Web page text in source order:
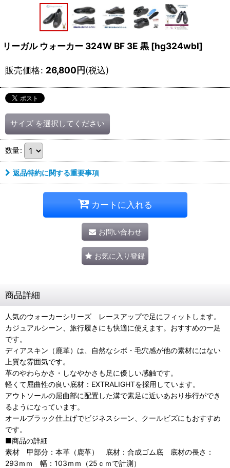
リーガル ウォーカー 324W BF 3E 黒 [hg324wbl]
販売価格: 26,800円(税込)
サイズ を選択してください
数量:
返品特約に関する重要事項
カートに入れる
お問い合わせ
お気に入り登録
商品詳細
人気のウォーカーシリーズ レースアップで足にフィットします。
カジュアルシーン、旅行履きにも快適に使えます。おすすめの一足
です。
ディアスキン（鹿革）は、自然なシボ・毛穴感が他の素材にはない
上質な雰囲気です。
革のやわらかさ・しなやかさも足に優しい感触です。
軽くて屈曲性の良い底材：EXTRALIGHTを採用しています。
アウトソールの屈曲部に配置した溝で素足に近いあおり歩行ができ
るようになっています。
オールブラック仕上げでビジネスシーン、クールビズにもおすすめ
です。
■商品の詳細
素材 甲部分：本革（鹿革） 底材：合成ゴム底 底材の長さ：
293ｍｍ 幅：103ｍｍ（25ｃｍで計測）